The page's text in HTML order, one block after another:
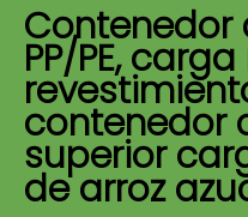
Contenedor
PP/PE,
contenedor
superior
de arroz